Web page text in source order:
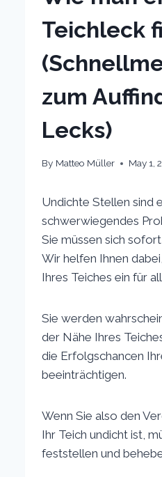
Teichleck
zum
Lecks)
By Matteo Müller May 1,
Undichte Stellen sind
schwerwiegendes
Sie müssen sich
Wir helfen Ihnen
Ihres Teiches ein für
Sie werden
der Nähe Ihres
die Erfolgschancen
beeinträchtigen.
Wenn Sie also den
Ihr Teich undicht ist,
feststellen und